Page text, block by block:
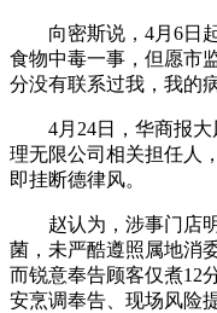
向密斯说，4月6日起
食物中毒一事，但愿市
分没有联系过我，我的
4月24日，华商报大
理无限公司相关担任人
即挂断德律风。
赵认为，涉事门店明
菌，未严酷遵照属地消
而锐意奉告顾客仅煮12
安烹调奉告、现场风险